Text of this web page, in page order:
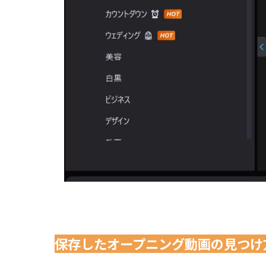
保存したオープニング動画の見つ